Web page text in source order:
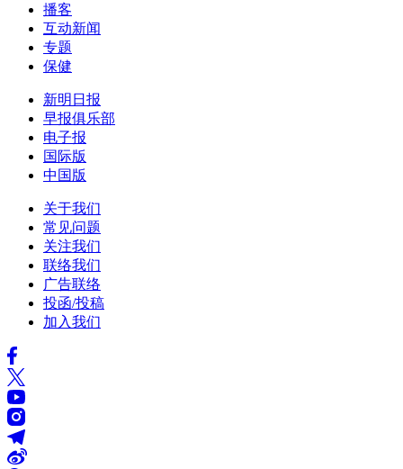
播客
互动新闻
专题
保健
新明日报
早报俱乐部
电子报
国际版
中国版
关于我们
常见问题
关注我们
联络我们
广告联络
投函/投稿
加入我们